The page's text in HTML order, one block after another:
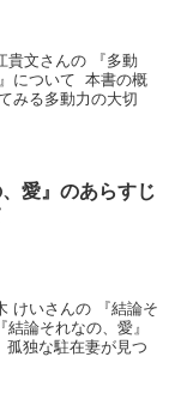
貴文さんの 『多動
について 本書の概
みる多動力の大切
、愛』のあらすじ
けいさんの 『結論そ
論それなの、愛』
独な駐在妻が見つ